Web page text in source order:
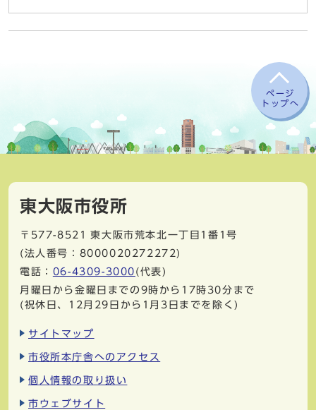
ページ
トップへ
東大阪市役所
〒577-8521
東大阪市荒本北一丁目1番1号
(法人番号：8000020272272)
電話： 06-4309-3000 (代表)
月曜日から金曜日までの9時から17時30分まで
(祝休日、12月29日から1月3日までを除く)
サイトマップ
市役所本庁舎へのアクセス
個人情報の取り扱い
市ウェブサイト